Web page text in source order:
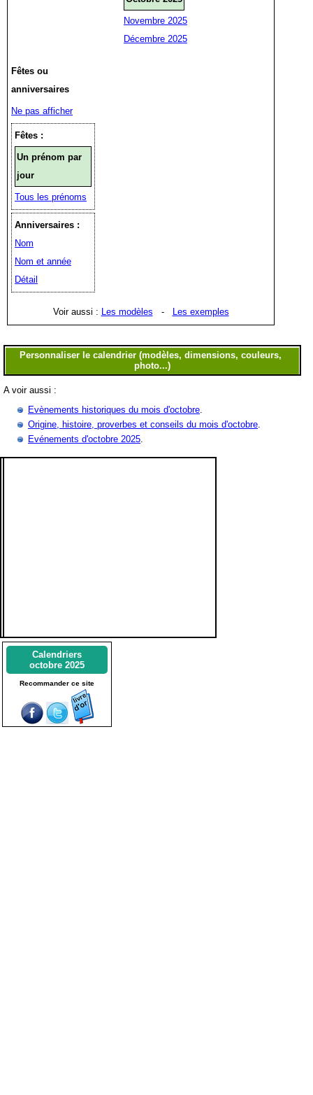
Novembre 2025
Décembre 2025
Fêtes ou
anniversaires
Ne pas afficher
Fêtes :
Un prénom par
jour
Tous les prénoms
Anniversaires :
Nom
Nom et année
Détail
Voir aussi : Les modèles - Les exemples
A voir aussi :
Evènements historiques du mois d'octobre.
Origine, histoire, proverbes et conseils du mois d'octobre.
Evénements d'octobre 2025.
Calendriers
octobre 2025
Recommander ce site